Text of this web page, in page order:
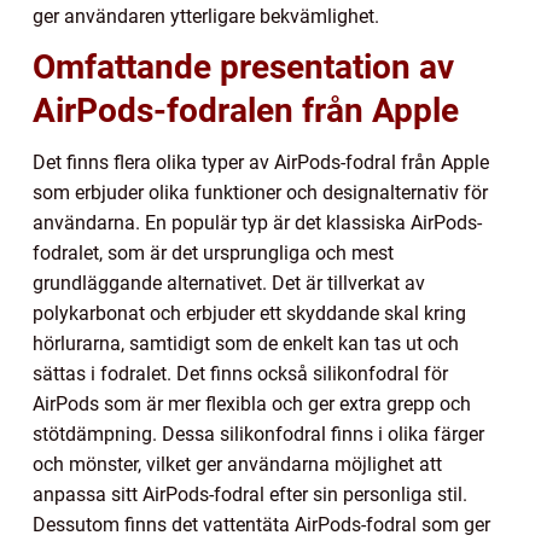
ger användaren ytterligare bekvämlighet.
Omfattande presentation av
AirPods-fodralen från Apple
Det finns flera olika typer av AirPods-fodral från Apple
som erbjuder olika funktioner och designalternativ för
användarna. En populär typ är det klassiska AirPods-
fodralet, som är det ursprungliga och mest
grundläggande alternativet. Det är tillverkat av
polykarbonat och erbjuder ett skyddande skal kring
hörlurarna, samtidigt som de enkelt kan tas ut och
sättas i fodralet. Det finns också silikonfodral för
AirPods som är mer flexibla och ger extra grepp och
stötdämpning. Dessa silikonfodral finns i olika färger
och mönster, vilket ger användarna möjlighet att
anpassa sitt AirPods-fodral efter sin personliga stil.
Dessutom finns det vattentäta AirPods-fodral som ger